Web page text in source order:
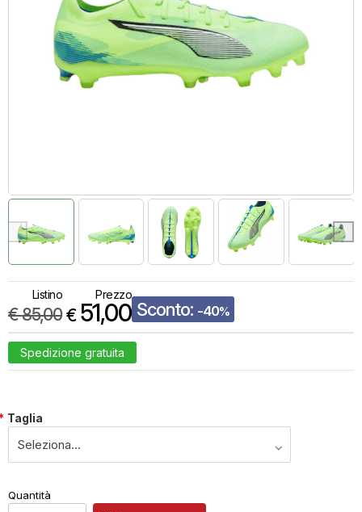
Listino
€85,00
Prezzo
€ 51,00 Sconto: -40%
Spedizione gratuita
Taglia
x1 Prezzo finale:
Quantità